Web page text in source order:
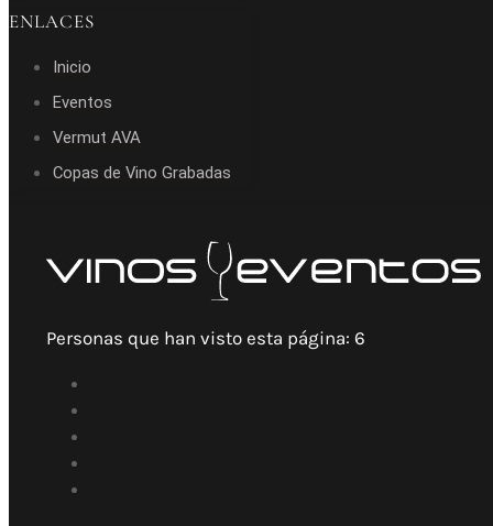
ENLACES
Inicio
Eventos
Vermut AVA
Copas de Vino Grabadas
Personas que han visto esta página: 6